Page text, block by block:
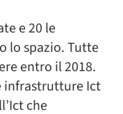
e 20 le
lo spazio. Tutte
entro il 2018.
infrastrutture Ict
che